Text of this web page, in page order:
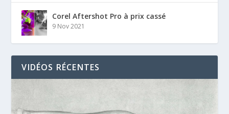
Corel Aftershot Pro à prix cassé
9 Nov 2021
VIDÉOS RÉCENTES